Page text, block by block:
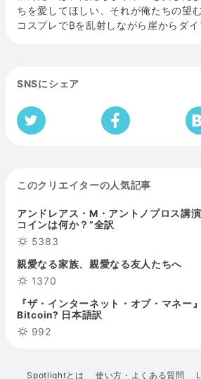
ちを愛してほしい、それが俺たちの望
コスプレで₿を乱射しながら崖からダイ
SNSにシェア
このクリエイターの人気記事
アンドレアス・M・アントノプロス講
コインは何か？”全訳
5383
親愛なる家族、親愛なる友人たちへ
1370
『ザ・インターネット・オブ・マネ
Bitcoin? 日本語訳
992
Spotlightとは 使い方・よくある質問